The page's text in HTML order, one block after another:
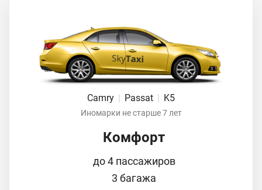
Camry Passat K5
Иномарки не старше 7 лет
Комфорт
до 4 пассажиров
3 багажа